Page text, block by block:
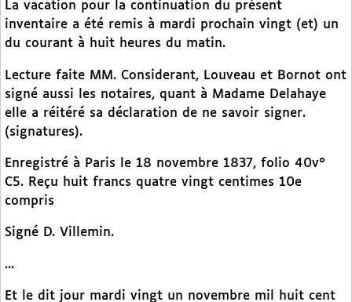
La vacation pour la continuation du présent
inventaire a été remis à mardi prochain vingt (et) un
du courant à huit heures du matin.
Lecture faite MM. Considerant, Louveau et Bornot ont
signé aussi les notaires, quant à Madame Delahaye
elle a réitéré sa déclaration de ne savoir signer.
(signatures).
Enregistré à Paris le 18 novembre 1837, folio 40v°
C5. Reçu huit francs quatre vingt centimes 10e
compris
Signé D. Villemin.
...
Et le dit jour mardi vingt un novembre mil huit cent